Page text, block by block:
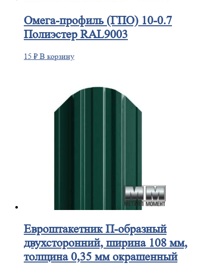
Омега-профиль(ГПО) 10-0.7
Полиэстер RAL9003
15 ₽ В корзину
ЕвроштакетникП-образный
двухсторонний, ширина 108 мм,
толщина 0,35 мм окрашенный